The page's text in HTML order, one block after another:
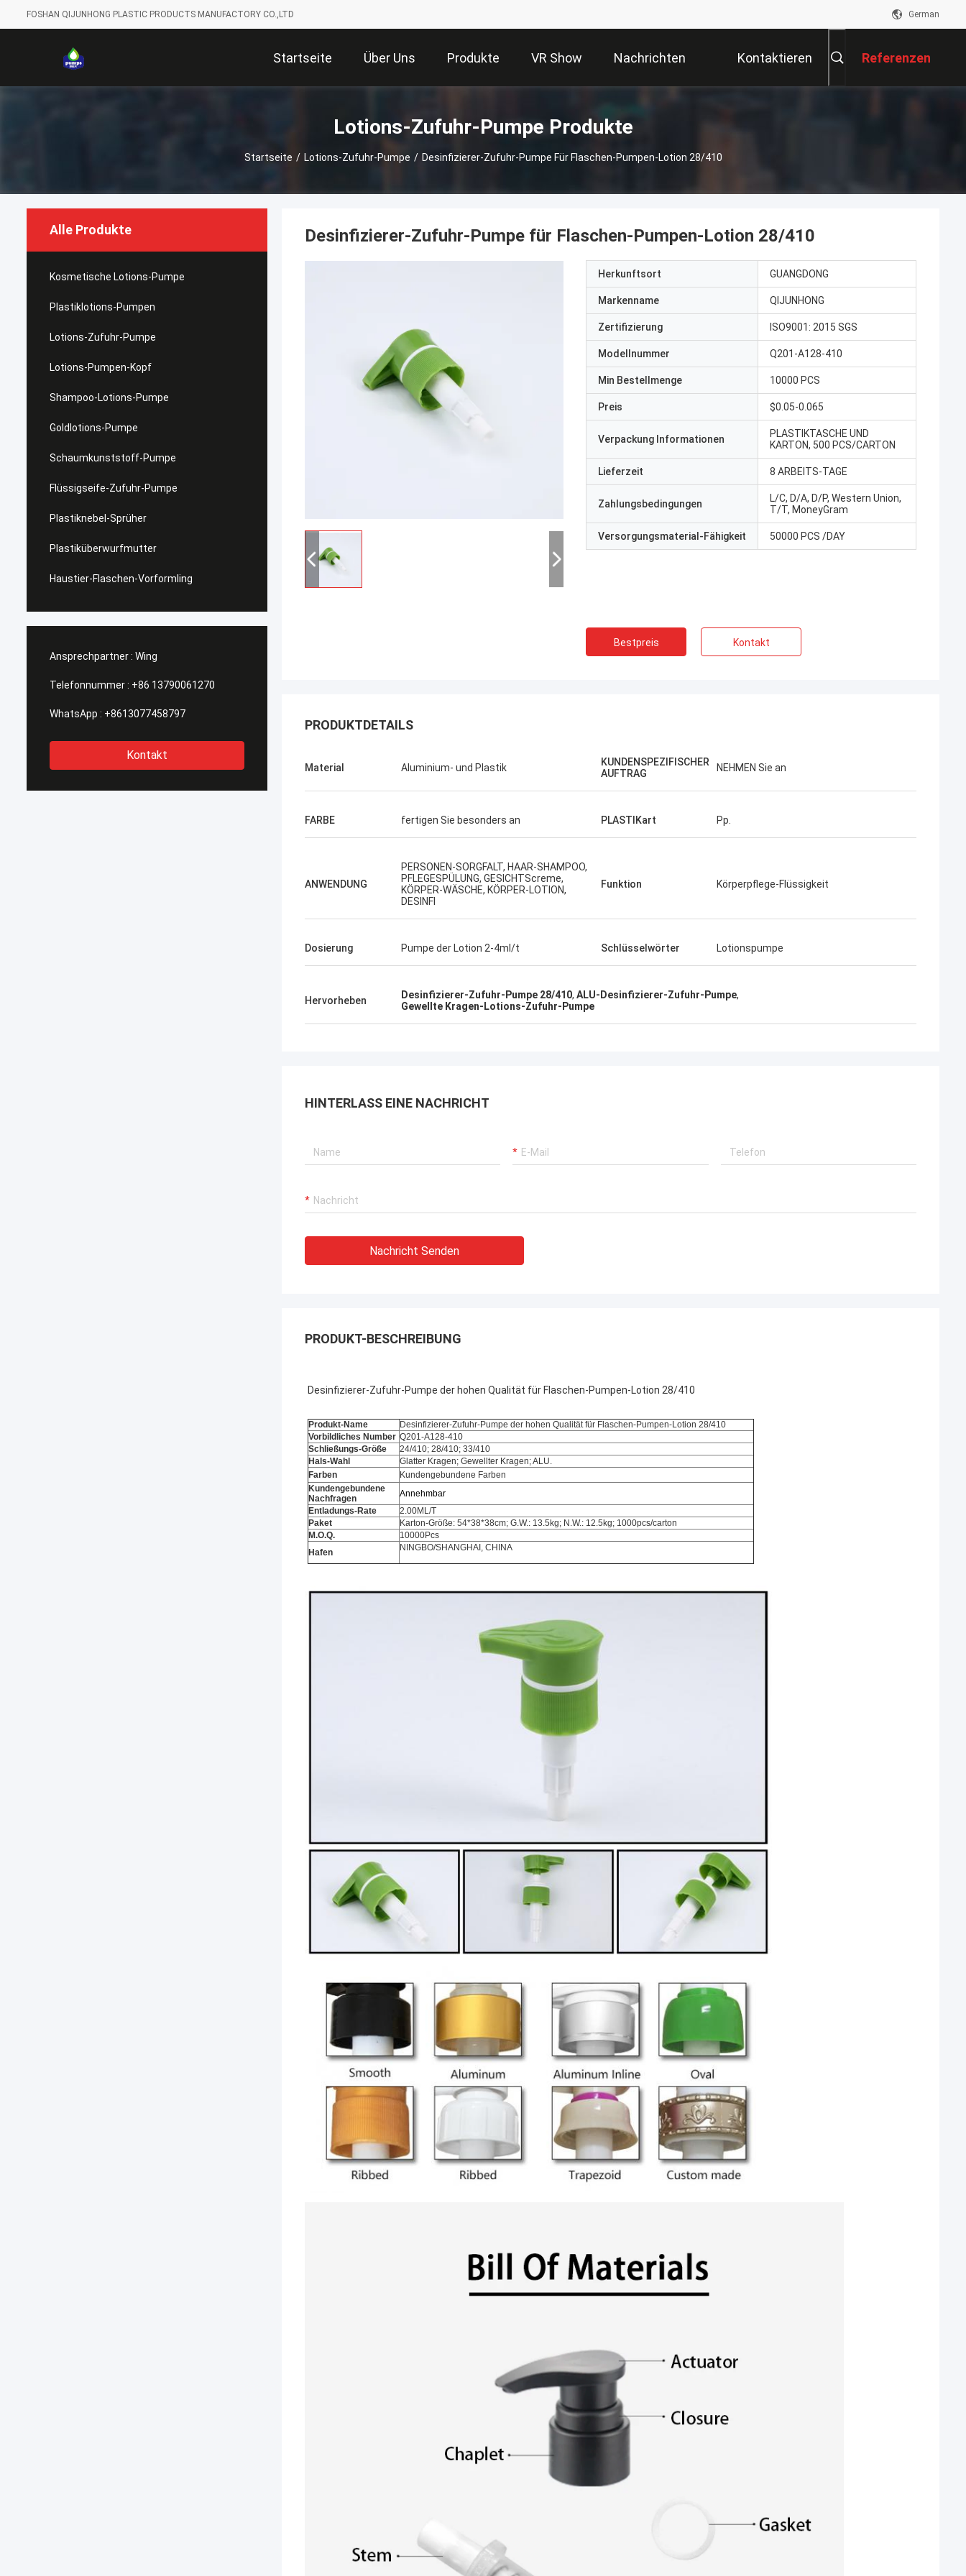
FOSHAN QIJUNHONG PLASTIC PRODUCTS MANUFACTORY CO.,LTD German
Startseite Über Uns Produkte VR Show Nachrichten Kontaktieren Referenzen
Lotions-Zufuhr-Pumpe Produkte
Startseite / Lotions-Zufuhr-Pumpe / Desinfizierer-Zufuhr-Pumpe Für Flaschen-Pumpen-Lotion 28/410
Alle Produkte
Kosmetische Lotions-Pumpe
Plastiklotions-Pumpen
Lotions-Zufuhr-Pumpe
Lotions-Pumpen-Kopf
Shampoo-Lotions-Pumpe
Goldlotions-Pumpe
Schaumkunststoff-Pumpe
Flüssigseife-Zufuhr-Pumpe
Plastiknebel-Sprüher
Plastiküberwurfmutter
Haustier-Flaschen-Vorformling
Ansprechpartner : Wing
Telefonnummer : +86 13790061270
WhatsApp : +8613077458797
Kontakt
Desinfizierer-Zufuhr-Pumpe für Flaschen-Pumpen-Lotion 28/410
Herkunftsort GUANGDONG
Markenname QIJUNHONG
Zertifizierung ISO9001: 2015 SGS
Modellnummer Q201-A128-410
Min Bestellmenge 10000 PCS
Preis $0.05-0.065
Verpackung Informationen
PLASTIKTASCHE UND
KARTON, 500 PCS/CARTON
Lieferzeit 8 ARBEITS-TAGE
Zahlungsbedingungen
L/C, D/A, D/P, Western Union,
T/T, MoneyGram
Versorgungsmaterial-Fähigkeit 50000 PCS /DAY
Bestpreis Kontakt
PRODUKTDETAILS
Material Aluminium- und Plastik
KUNDENSPEZIFISCHER
AUFTRAG
NEHMEN Sie an
FARBE fertigen Sie besonders an PLASTIKart Pp.
ANWENDUNG
PERSONEN-SORGFALT, HAAR-SHAMPOO,
PFLEGESPÜLUNG, GESICHTScreme,
KÖRPER-WÄSCHE, KÖRPER-LOTION,
DESINFI
Funktion Körperpflege-Flüssigkeit
Dosierung Pumpe der Lotion 2-4ml/t Schlüsselwörter Lotionspumpe
Hervorheben Desinfizierer-Zufuhr-Pumpe 28/410, ALU-Desinfizierer-Zufuhr-Pumpe,
Gewellte Kragen-Lotions-Zufuhr-Pumpe
HINTERLASS EINE NACHRICHT
Nachricht Senden
PRODUKT-BESCHREIBUNG
Desinfizierer-Zufuhr-Pumpe der hohen Qualität für Flaschen-Pumpen-Lotion 28/410
Produkt-Name
Desinfizierer-Zufuhr-Pumpe der hohen Qualität für Flaschen-Pumpen-Lotion 28/410
Vorbildliches Number Q201-A128-410
Schließungs-Größe
24/410; 28/410; 33/410
Hals-Wahl
Glatter Kragen; Gewellter Kragen; ALU.
Farben
Kundengebundene Farben
Kundengebundene
Nachfragen
Annehmbar
Entladungs-Rate
2.00ML/T
Paket
Karton-Größe: 54*38*38cm; G.W.: 13.5kg; N.W.: 12.5kg; 1000pcs/carton
M.O.Q.
10000Pcs
Hafen
NINGBO/SHANGHAI, CHINA